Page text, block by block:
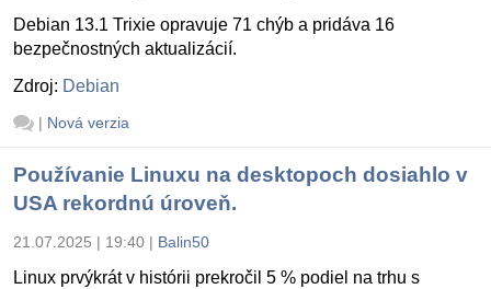
Debian 13.1 Trixie opravuje 71 chýb a pridáva 16
bezpečnostných aktualizácií.
Zdroj: Debian
| Nová verzia
Používanie Linuxu na desktopoch dosiahlo v
USA rekordnú úroveň.
21.07.2025 | 19:40 | Balin50
Linux prvýkrát v histórii prekročil 5 % podiel na trhu s